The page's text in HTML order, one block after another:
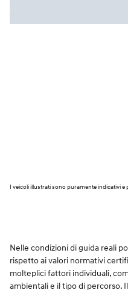
I veicoli illustrati sono puramente indicativi
Nelle condizioni di guida reali
rispetto ai valori normativi
molteplici fattori individuali,
ambientali e il tipo di percorso.